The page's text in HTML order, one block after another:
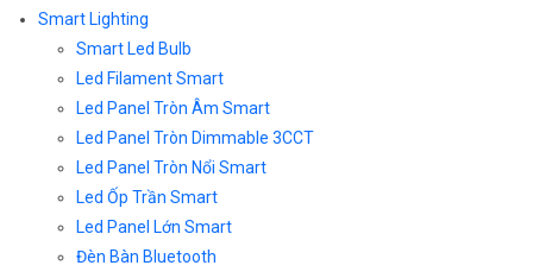
Smart Lighting
Smart Led Bulb
Led Filament Smart
Led Panel Tròn Âm Smart
Led Panel Tròn Dimmable 3CCT
Led Panel Tròn Nổi Smart
Led Ốp Trần Smart
Led Panel Lớn Smart
Đèn Bàn Bluetooth